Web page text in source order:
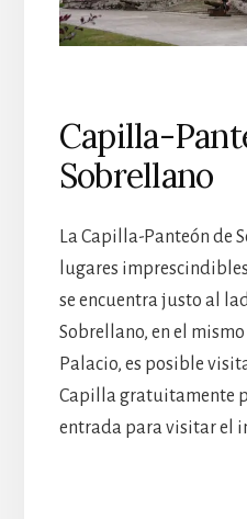
Capilla-
Sobrellano
La Capilla-Panteón de
lugares
se encuentra justo al
Sobrellano, en el
Palacio, es posible
Capilla gratuitamente
entrada para visitar el